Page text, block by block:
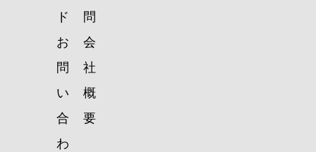
ド
問
お
問
い
合
わ
会
社
概
要